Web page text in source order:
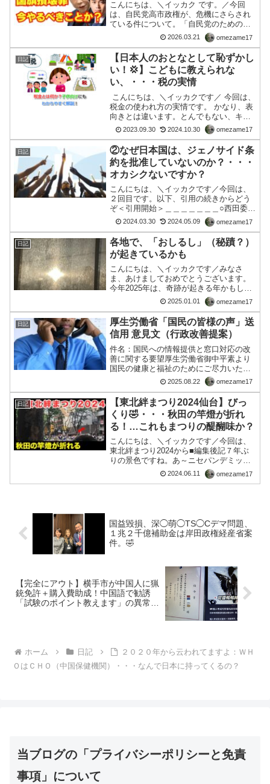
こんにちは、＼イッカク です。／今回
は、自民党高市政権が、危機にさらされ
ている件について。「自民党のための自
民党」になってしまう制度構造とは何か
「自民党のための自民党」になってしま
う制度構造とは何か――市民のための政
治を取り戻すための出口戦...
2026.03.21 omezame17
日記
【日本人のおとなとして恥ずかし
い！💢】こどもに教えられな
い、・・・税の実情
こんにちは、＼イッカクです／ 今回は、
税金の使われ方の実情です。 かなり、表
向きとは違います。とんでもない、キチ
ガイ為政者によって 私たちの血税が抜き
取られ 税金の使い方も、破廉恥 ＆ 私た
ち国民をころすために使われてます。詳
細は、Er...
2023.09.30 2024.10.30 omezame17
日記
②なぜ日本国は、ジェノサイド条
約を批准していないのか？・・・
オカシクないですか？
こんにちは、＼イッカクです／今回は、
２回目です。以下、引用の続きからどう
ぞ＜引用開始＞＿＿＿＿＿＿＿○西田委
員 大変御丁寧な答弁、ありがとうござ
いました。 おっしゃったとおり、ＩＣ
Ｃローマ規程、二〇〇七年にこれを締結
し、そしてあわせて、ロー...
2024.03.30 2024.05.09 omezame17
日記
各地で、「おしるし」（秘蹟？）
が起きているかも
こんにちは、＼イッカクです／みなさ
ま、あけましておめでとうございます。
今年2025年は、奇跡が起きる年かもしれ
ません。１５：２２現在、和多志の家に
西日が差しており窓のカーテン越しに
「太陽さま」を撮影した所、UFOのよう
なかたちというか、聖霊...
2025.01.01 omezame17
日記
厚生労働省「国民の皆様の声」送
信用 意見文（行政改善提案）
件名：国民への情報提供と窓口対応の改
善に関する要望厚生労働省御中平素より
国民の健康と福祉のためにご尽力いただ
き、誠にありがとうございます。私は、
ワクチン接種や感染症対策など、国民の
生命に関わる重要な政策において、厚労
省の情報提供のあり方と窓...
2025.08.22 omezame17
日記
【東北絆まつり2024仙台】びっ
くり🤣・・・秋田の竿燈が折れ
る！…これもまつりの醍醐味か？
こんにちは、＼イッカクです／今回は、
東北絆まつり2024から■編集後記７年ぶ
りの景色ですね。あ～ニセパンデミック
のせいでしばらく会えなかったけど、こ
うやって見ますとやっぱ、祭りは良いで
2024.06.11 omezame17
国益毀損、深◯萌◯TS◯Cデマ問題、
１兆２千億補助金は岸田政権経産省案
件。🤣
【完全にアウト】横手市が中国人に猟
銃免許＋購入費助成！中国語で勧誘
「試験のポイント教えます」の異常事
ホーム 日記
２０２０年から云われてますよ：ＷＨ
ＯはＣＨＯ（中国保健機関）・・・なんで日本に持ってくるの？
当ブログの「プライバシーポリシーと免責
事項」について